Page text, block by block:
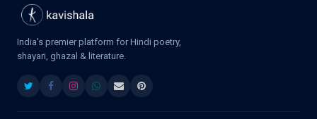
India's premier platform for Hindi poetry,
shayari, ghazal & literature.